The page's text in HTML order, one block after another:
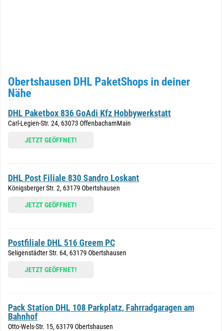
Obertshausen DHL PaketShops in deiner
Nähe
DHL Paketbox 836 GoAdi Kfz Hobbywerkstatt
Carl-Legien-Str. 24, 63073 OffenbachamMain
JETZT GEÖFFNET!
DHL Post Filiale 830 Sandro Loskant
Königsberger Str. 2, 63179 Obertshausen
JETZT GEÖFFNET!
Postfiliale DHL 516 Greem PC
Seligenstädter Str. 64, 63179 Obertshausen
JETZT GEÖFFNET!
Pack Station DHL 108 Parkplatz, Fahrradgaragen am
Bahnhof
Otto-Wels-Str. 15, 63179 Obertshausen